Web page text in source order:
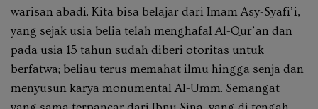
warisan abadi. Kita bisa belajar dari Imam Asy-Syafi’i,
yang sejak usia belia telah menghafal Al-Qur’an dan
pada usia 15 tahun sudah diberi otoritas untuk
berfatwa; beliau terus memahat ilmu hingga senja dan
menyusun karya monumental Al-Umm. Semangat